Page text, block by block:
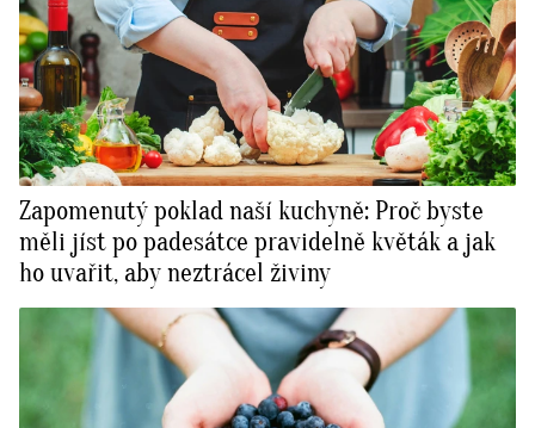
Zapomenutý poklad naší kuchyně: Proč byste
měli jíst po padesátce pravidelně květák a jak
ho uvařit, aby neztrácel živiny